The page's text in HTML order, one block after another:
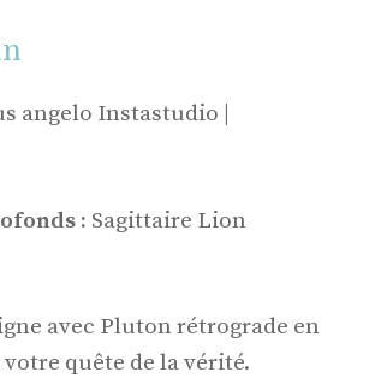
angelo Instastudio |
: Sagittaire Lion
avec Pluton rétrograde en
quête de la vérité.